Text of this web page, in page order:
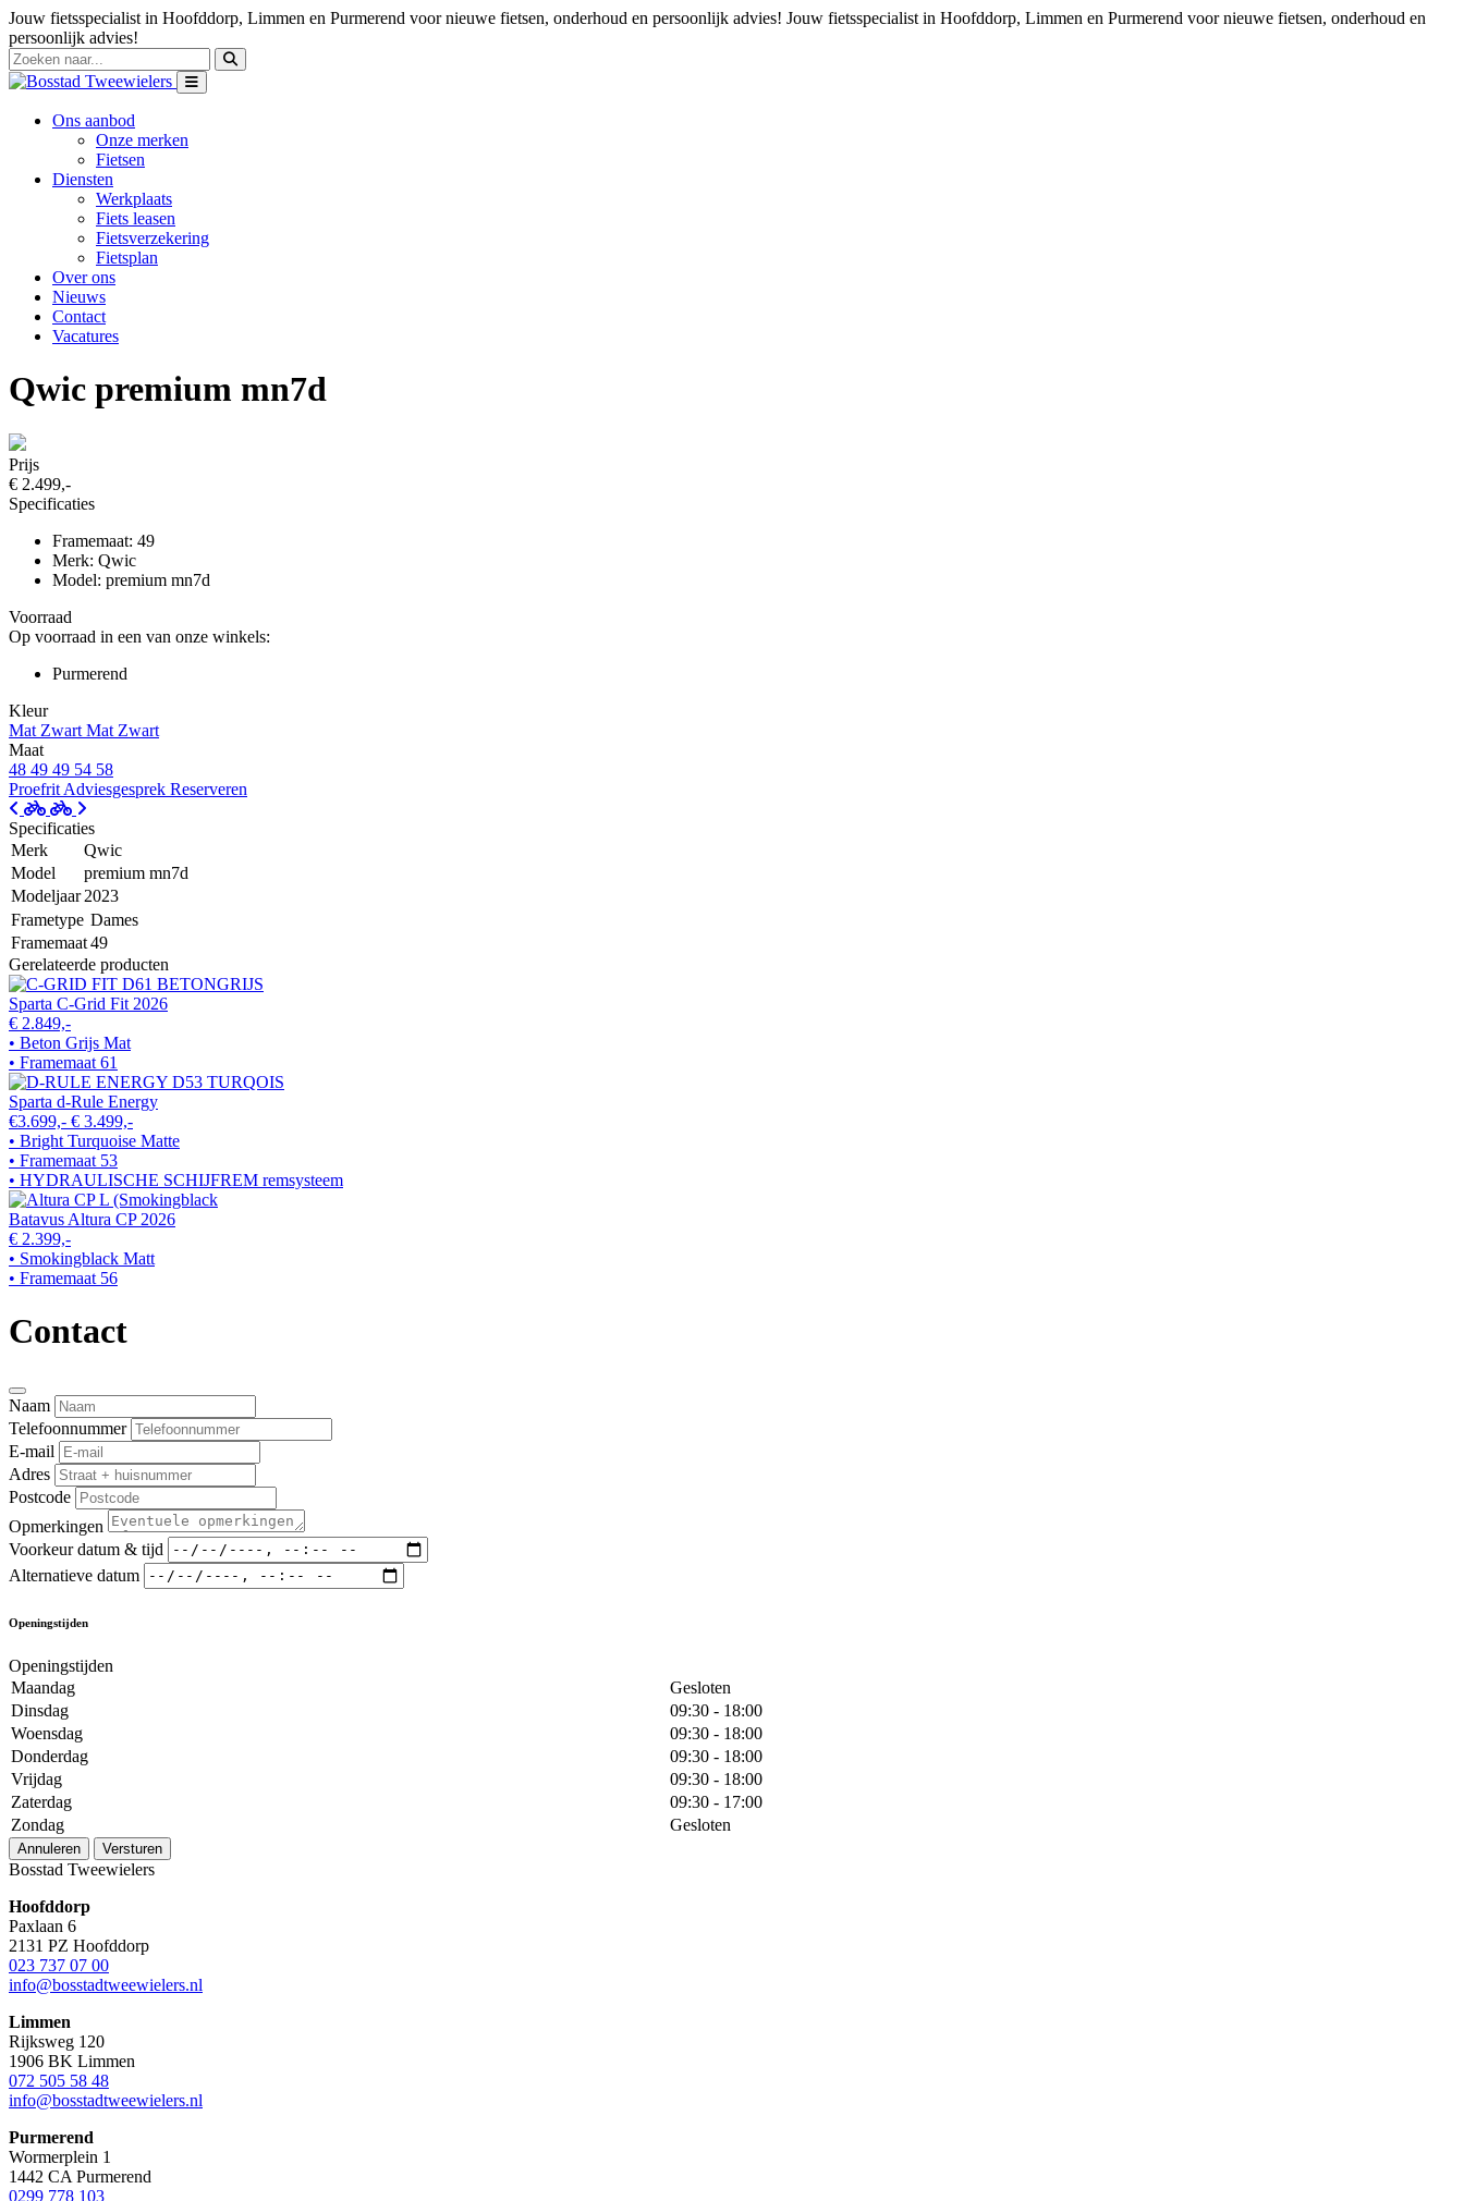
Jouw fietsspecialist in Hoofddorp, Limmen en Purmerend voor nieuwe fietsen, onderhoud en persoonlijk advies! Jouw fietsspecialist in Hoofddorp, Limmen en Purmerend voor nieuwe fietsen, onderhoud en
persoonlijk advies!
Ons aanbod
Onze merken
Fietsen
Diensten
Werkplaats
Fiets leasen
Fietsverzekering
Fietsplan
Over ons
Nieuws
Contact
Vacatures
Qwic premium mn7d
Prijs
€ 2.499,-
Specificaties
Framemaat: 49
Merk: Qwic
Model: premium mn7d
Voorraad
Op voorraad in een van onze winkels:
Purmerend
Kleur
Mat Zwart Mat Zwart
Maat
48 49 49 54 58
Proefrit Adviesgesprek Reserveren
Specificaties
Merk
Qwic
Model
premium mn7d
Modeljaar 2023
Frametype Dames
Framemaat49
Gerelateerde producten
Sparta C-Grid Fit 2026
€ 2.849,-
• Beton Grijs Mat
• Framemaat 61
Sparta d-Rule Energy
€3.699,- € 3.499,-
• Bright Turquoise Matte
• Framemaat 53
• HYDRAULISCHE SCHIJFREM remsysteem
Batavus Altura CP 2026
€ 2.399,-
• Smokingblack Matt
• Framemaat 56
Contact
Naam
Telefoonnummer
E-mail
Adres
Postcode
Opmerkingen
Voorkeur datum & tijd
Alternatieve datum
Openingstijden
Openingstijden
Maandag
Gesloten
Dinsdag
09:30 - 18:00
Woensdag
09:30 - 18:00
Donderdag
09:30 - 18:00
Vrijdag
09:30 - 18:00
Zaterdag
09:30 - 17:00
Zondag
Gesloten
Annuleren Versturen
Bosstad Tweewielers
Hoofddorp
Paxlaan 6
2131 PZ Hoofddorp
023 737 07 00
info@bosstadtweewielers.nl
Limmen
Rijksweg 120
1906 BK Limmen
072 505 58 48
info@bosstadtweewielers.nl
Purmerend
Wormerplein 1
1442 CA Purmerend
0299 778 103